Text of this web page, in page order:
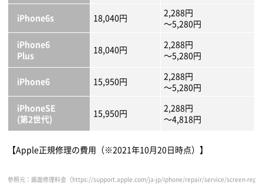
iPhone6s 18,040円
2,288円
～5,280円
iPhone6
Plus
18,040円
2,288円
～5,280円
iPhone6 15,950円
2,288円
～5,280円
iPhoneSE
(第2世代)
15,950円
2,288円
～4,818円
【Apple正規修理の費用（※2021年10月20日時点）】
参照元：画面修理料金（https://support.apple.com/ja-jp/iphone/repair/service/screen-